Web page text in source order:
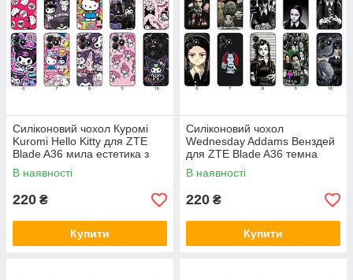
Силіконовий чохол Куромі
Kuromi Hello Kitty для ZTE
Blade A36 мила естетика з
зухвалим акцентом
В наявності
220 ₴
Купити
Силіконовий чохол
Wednesday Addams Венздей
для ZTE Blade A36 темна
естетика та мінімалізм
В наявності
220 ₴
Купити